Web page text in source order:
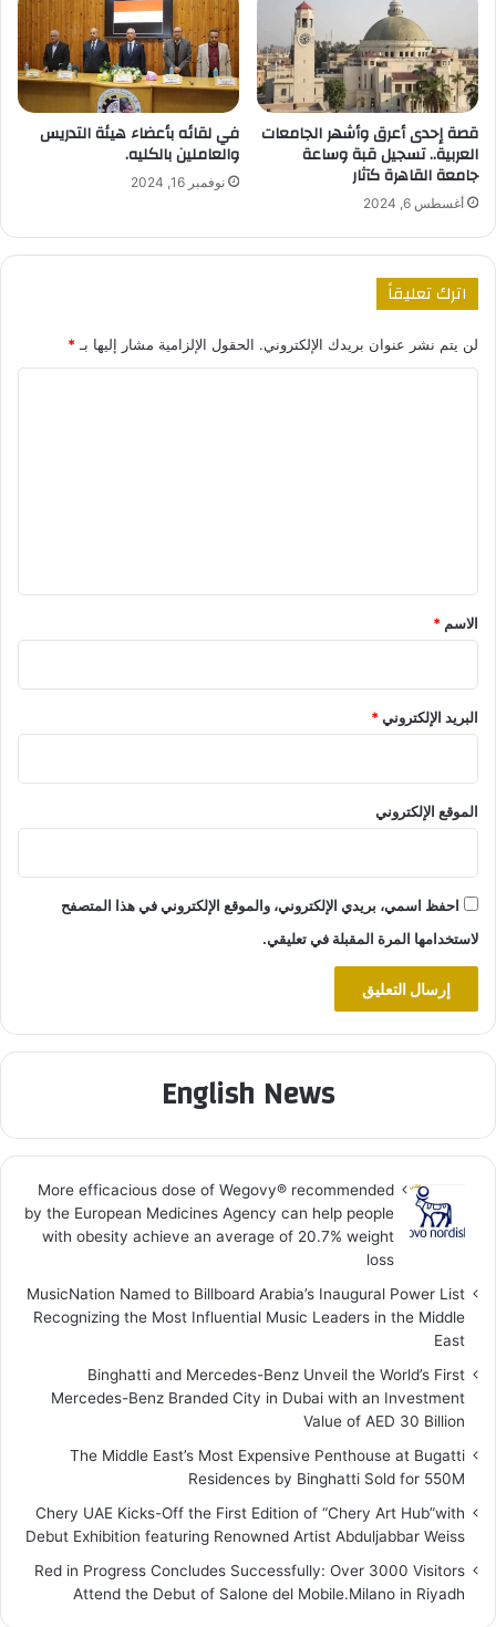
قصة إحدى أعرق وأشهر الجامعات
العربية.. تسجيل قبة وساعة
جامعة القاهرة كآثار
أغسطس 6, 2024
في لقائه بأعضاء هيئة التدريس
والعاملين بالكليه.
نوفمبر 16, 2024
اترك تعليقاً
لن يتم نشر عنوان بريدك الإلكتروني. الحقول الإلزامية مشار إليها بـ *
*
الاسم *
البريد الإلكتروني*
الموقع الإلكتروني
احفظ اسمي، بريدي الإلكتروني، والموقع الإلكتروني في هذا المتصفح
لاستخدامها المرة المقبلة في تعليقي.
English News
More efficacious dose of Wegovy®️ recommended
by the European Medicines Agency can help people
with obesity achieve an average of 20.7% weight
loss
MusicNation Named to Billboard Arabia’s Inaugural Power List
Recognizing the Most Influential Music Leaders in the Middle
East
Binghatti and Mercedes-Benz Unveil the World’s First
Mercedes-Benz Branded City in Dubai with an Investment
Value of AED 30 Billion
The Middle East’s Most Expensive Penthouse at Bugatti
Residences by Binghatti Sold for 550M
Chery UAE Kicks-Off the First Edition of “Chery Art Hub”with
Debut Exhibition featuring Renowned Artist Abduljabbar Weiss
Red in Progress Concludes Successfully: Over 3000 Visitors
Attend the Debut of Salone del Mobile.Milano in Riyadh